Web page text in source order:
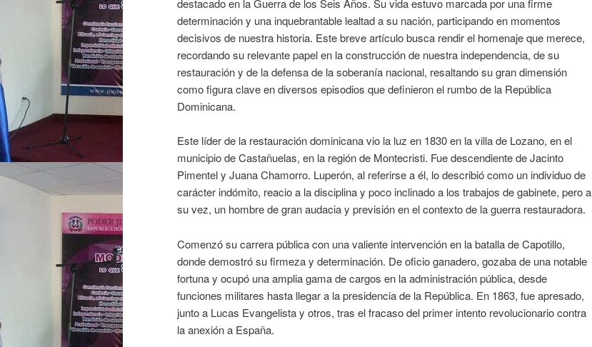
destacado en la Guerra de los Seis Años. Su vida estuvo marcada por una firme
determinación y una inquebrantable lealtad a su nación, participando en momentos
decisivos de nuestra historia. Este breve artículo busca rendir el homenaje que merece,
recordando su relevante papel en la construcción de nuestra independencia, de su
restauración y de la defensa de la soberanía nacional, resaltando su gran dimensión
como figura clave en diversos episodios que definieron el rumbo de la República
Dominicana.
Este líder de la restauración dominicana vio la luz en 1830 en la villa de Lozano, en el
municipio de Castañuelas, en la región de Montecristi. Fue descendiente de Jacinto
Pimentel y Juana Chamorro. Luperón, al referirse a él, lo describió como un individuo de
carácter indómito, reacio a la disciplina y poco inclinado a los trabajos de gabinete, pero a
su vez, un hombre de gran audacia y previsión en el contexto de la guerra restauradora.
Comenzó su carrera pública con una valiente intervención en la batalla de Capotillo,
donde demostró su firmeza y determinación. De oficio ganadero, gozaba de una notable
fortuna y ocupó una amplia gama de cargos en la administración pública, desde
funciones militares hasta llegar a la presidencia de la República. En 1863, fue apresado,
junto a Lucas Evangelista y otros, tras el fracaso del primer intento revolucionario contra
la anexión a España.